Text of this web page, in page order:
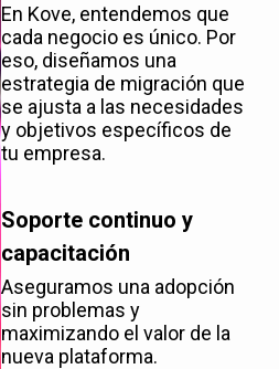
En Kove, entendemos que
cada negocio es único. Por
eso, diseñamos una
estrategia de migración que
se ajusta a las necesidades
y objetivos específicos de
tu empresa.
Soporte continuo y
capacitación
Aseguramos una adopción
sin problemas y
maximizando el valor de la
nueva plataforma.